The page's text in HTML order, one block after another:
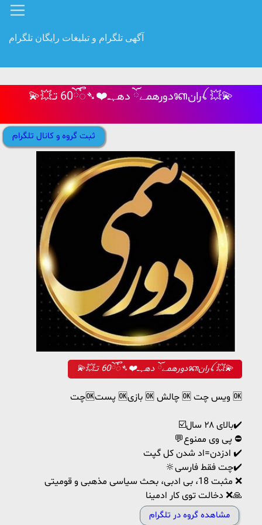
آگهی تلگرام و تبلیغات رایگان تلگرام
💫💥دورهمےོ دهہــ❤️➴60ོᭂ تـᬓرانꪶ 💥💫
ثبت گروه و کانال تلگرام
💫💥دورهمےོ دهہــ❤️➴60ོᭂ تـᬓرانꪶ 💥💫
چت🆗پست 🆗بازی 🆗 چالش 🆗 ویس چت 🆗
☑️بالای ۲۸ سال✔️
💬پی وی ممنوع ⛔️
ادزدن=اد شدن کل گپت ✔️
🔆چت فقط فارسی✔️
مثبت 18، بی ادبی، بحث سیاسی مذهبی و قومیتی ❌
دخالت توی کار ادمینا ❌🙏
مشاهده گروه در تلگرام